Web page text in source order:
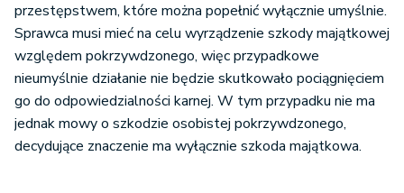
przestępstwem, które można popełnić wyłącznie umyślnie.
Sprawca musi mieć na celu wyrządzenie szkody majątkowej
względem pokrzywdzonego, więc przypadkowe
nieumyślnie działanie nie będzie skutkowało pociągnięciem
go do odpowiedzialności karnej. W tym przypadku nie ma
jednak mowy o szkodzie osobistej pokrzywdzonego,
decydujące znaczenie ma wyłącznie szkoda majątkowa.